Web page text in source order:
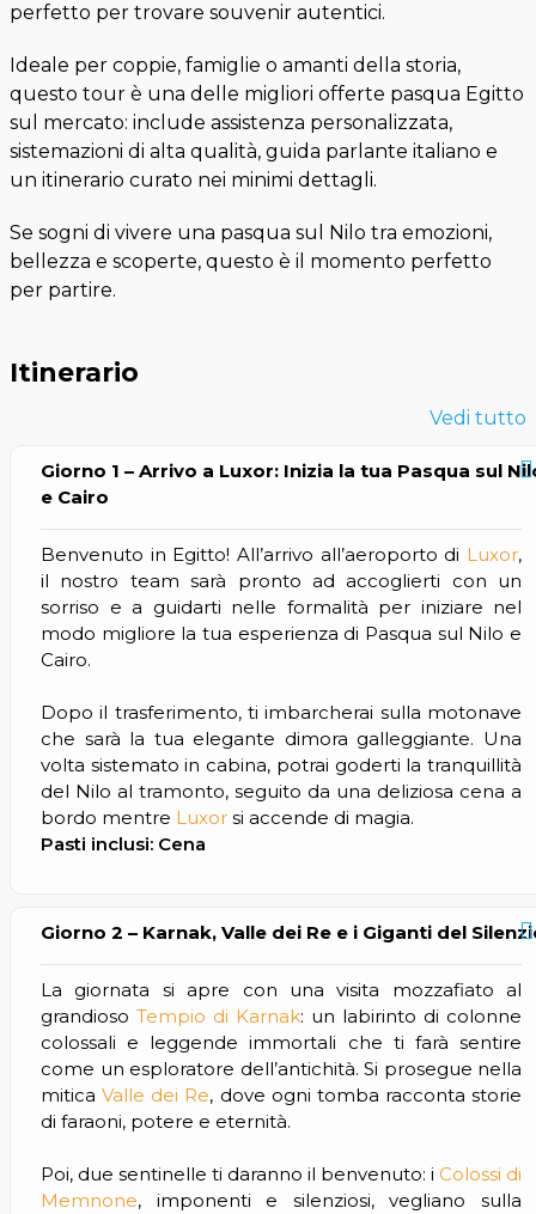
perfetto per trovare souvenir autentici.
Ideale per coppie, famiglie o amanti della storia,
questo tour è una delle migliori offerte pasqua Egitto
sul mercato: include assistenza personalizzata,
sistemazioni di alta qualità, guida parlante italiano e
un itinerario curato nei minimi dettagli.
Se sogni di vivere una pasqua sul Nilo tra emozioni,
bellezza e scoperte, questo è il momento perfetto
per partire.
Itinerario
Vedi tutto
Giorno 1 – Arrivo a Luxor: Inizia la tua Pasqua sul
e Cairo
Benvenuto in Egitto! All’arrivo all’aeroporto di Luxor,
il nostro team sarà pronto ad accoglierti con un
sorriso e a guidarti nelle formalità per iniziare nel
modo migliore la tua esperienza di Pasqua sul Nilo e
Cairo.
Dopo il trasferimento, ti imbarcherai sulla motonave
che sarà la tua elegante dimora galleggiante. Una
volta sistemato in cabina, potrai goderti la tranquillità
del Nilo al tramonto, seguito da una deliziosa cena a
bordo mentre Luxor si accende di magia.
Pasti inclusi: Cena
Giorno 2 – Karnak, Valle dei Re e i Giganti del
La giornata si apre con una visita mozzafiato al
grandioso Tempio di Karnak: un labirinto di colonne
colossali e leggende immortali che ti farà sentire
come un esploratore dell’antichità. Si prosegue nella
miticaValle dei Re, dove ogni tomba racconta storie
di faraoni, potere e eternità.
Poi, due sentinelle ti daranno il benvenuto: i Colossi di
Memnone, imponenti e silenziosi, vegliano sulla